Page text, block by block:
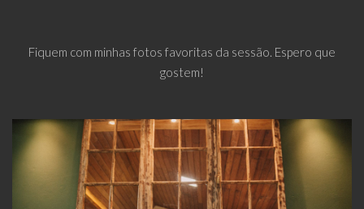
Fiquem com minhas fotos favoritas da sessão. Espero que
gostem!